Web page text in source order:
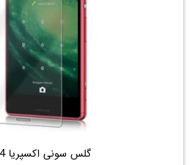
گلس سونی اکسپریا M4